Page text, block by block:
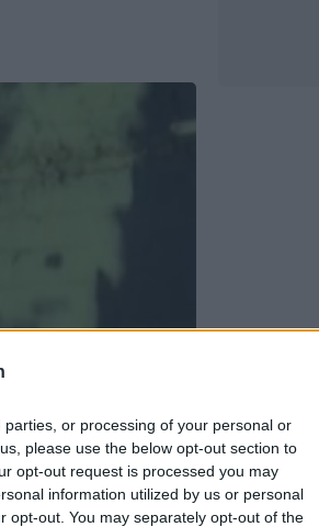
or processing of your personal or
please use the below opt-out section to
opt-out request is processed you may
information utilized by us or personal
opt-out. You may separately opt-out of the